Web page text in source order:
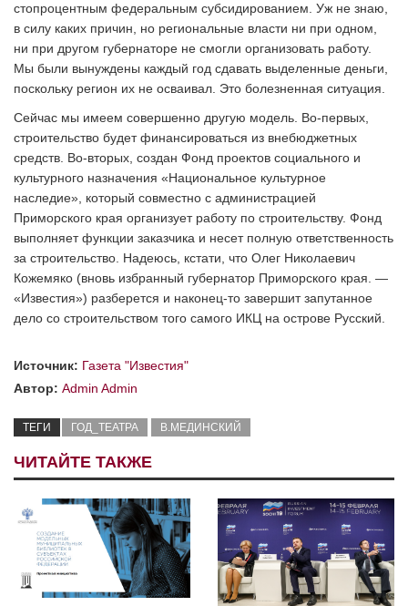
стопроцентным федеральным субсидированием. Уж не знаю,
в силу каких причин, но региональные власти ни при одном,
ни при другом губернаторе не смогли организовать работу.
Мы были вынуждены каждый год сдавать выделенные деньги,
поскольку регион их не осваивал. Это болезненная ситуация.
Сейчас мы имеем совершенно другую модель. Во-первых,
строительство будет финансироваться из внебюджетных
средств. Во-вторых, создан Фонд проектов социального и
культурного назначения «Национальное культурное
наследие», который совместно с администрацией
Приморского края организует работу по строительству. Фонд
выполняет функции заказчика и несет полную ответственность
за строительство. Надеюсь, кстати, что Олег Николаевич
Кожемяко (вновь избранный губернатор Приморского края. —
«Известия») разберется и наконец-то завершит запутанное
дело со строительством того самого ИКЦ на острове Русский.
Источник: Газета "Известия"
Автор: Admin Admin
ТЕГИ ГОД_ТЕАТРА В.МЕДИНСКИЙ
ЧИТАЙТЕ ТАКЖЕ